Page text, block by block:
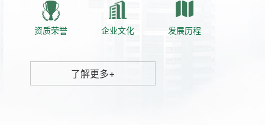
资质荣誉 企业文化 发展历程
了解更多+